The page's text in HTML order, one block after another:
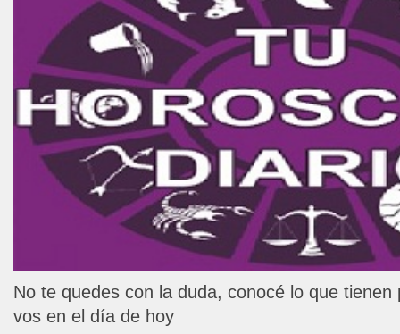
No te quedes con la duda, conocé lo que
vos en el día de hoy